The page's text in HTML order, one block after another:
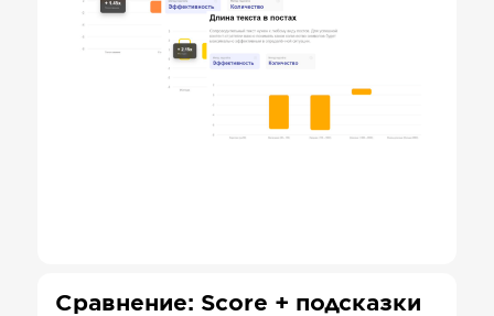
Сравнение: Score + подсказки